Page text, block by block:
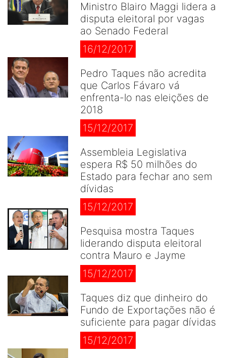
Ministro Blairo Maggi lidera a
disputa eleitoral por vagas
ao Senado Federal
16/12/2017
Pedro Taques não acredita
que Carlos Fávaro vá
enfrenta-lo nas eleições de
2018
15/12/2017
Assembleia Legislativa
espera R$ 50 milhões do
Estado para fechar ano sem
dívidas
15/12/2017
Pesquisa mostra Taques
liderando disputa eleitoral
contra Mauro e Jayme
15/12/2017
Taques diz que dinheiro do
Fundo de Exportações não é
suficiente para pagar dívidas
15/12/2017